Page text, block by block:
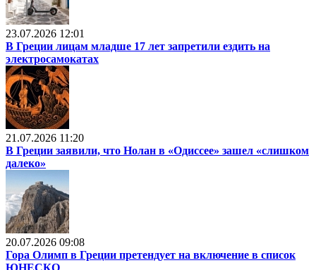
23.07.2026 12:01
В Греции лицам младше 17 лет запретили ездить на
электросамокатах
21.07.2026 11:20
В Греции заявили, что Нолан в «Одиссее» зашел «слишком
далеко»
20.07.2026 09:08
Гора Олимп в Греции претендует на включение в список